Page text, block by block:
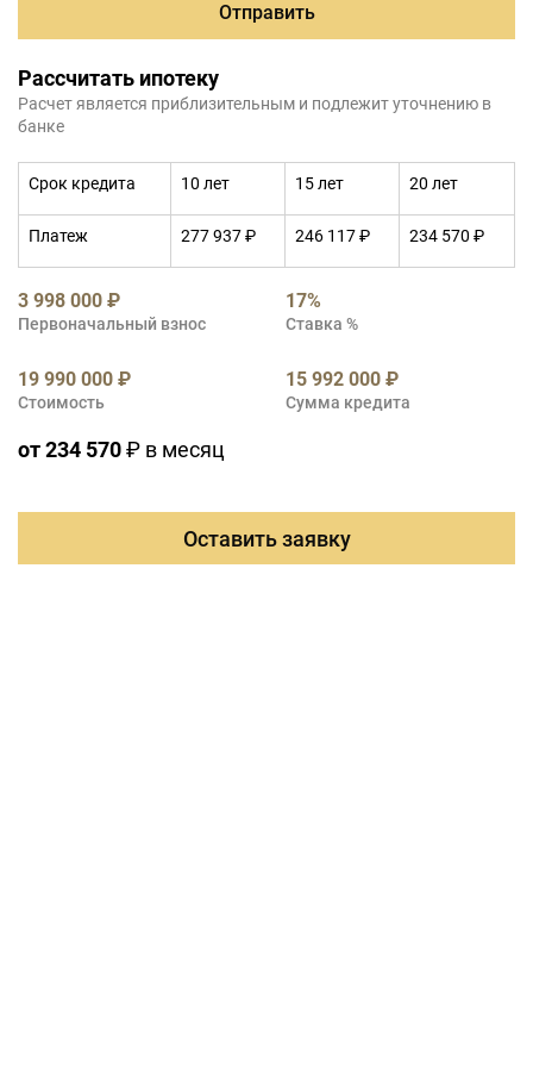
Отправить
Рассчитать ипотеку
Расчет является приблизительным и подлежит уточнению в
банке
Срок кредита 10 лет 15 лет 20 лет
Платеж 277 937 ₽ 246 117 ₽ 234 570 ₽
3 998 000 ₽
Первоначальный взнос
17%
Ставка %
19 990 000 ₽
Стоимость
15 992 000 ₽
Сумма кредита
от 234 570₽ в месяц
Оставить заявку